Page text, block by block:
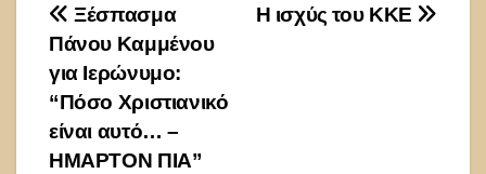
Πλοήγηση
άρθρων
Η ισχύς του ΚΚΕ
Ξέσπασμα
Πάνου Καμμένου
για Ιερώνυμο:
“Πόσο Χριστιανικό
είναι αυτό… –
ΗΜΑΡΤΟΝ ΠΙΑ”